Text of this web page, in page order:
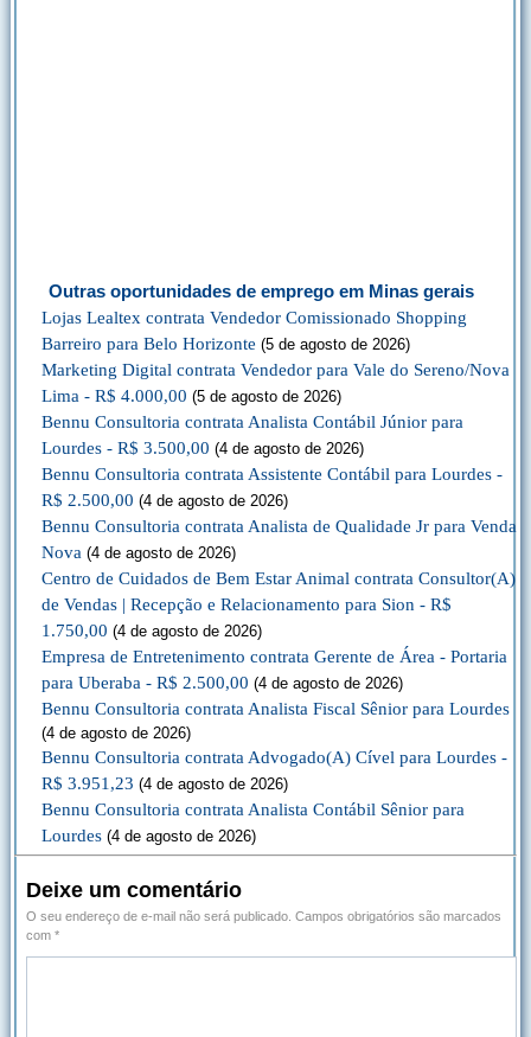
Outras oportunidades de emprego em Minas gerais
Lojas Lealtex contrata Vendedor Comissionado Shopping
Barreiro para Belo Horizonte (5 de agosto de 2026)
Marketing Digital contrata Vendedor para Vale do Sereno/Nova
Lima - R$ 4.000,00 (5 de agosto de 2026)
Bennu Consultoria contrata Analista Contábil Júnior para
Lourdes - R$ 3.500,00 (4 de agosto de 2026)
Bennu Consultoria contrata Assistente Contábil para Lourdes -
R$ 2.500,00 (4 de agosto de 2026)
Bennu Consultoria contrata Analista de Qualidade Jr para Venda
Nova (4 de agosto de 2026)
Centro de Cuidados de Bem Estar Animal contrata Consultor(A)
de Vendas | Recepção e Relacionamento para Sion - R$
1.750,00 (4 de agosto de 2026)
Empresa de Entretenimento contrata Gerente de Área - Portaria
para Uberaba - R$ 2.500,00 (4 de agosto de 2026)
Bennu Consultoria contrata Analista Fiscal Sênior para Lourdes
(4 de agosto de 2026)
Bennu Consultoria contrata Advogado(A) Cível para Lourdes -
R$ 3.951,23 (4 de agosto de 2026)
Bennu Consultoria contrata Analista Contábil Sênior para
Lourdes (4 de agosto de 2026)
Deixe um comentário
O seu endereço de e-mail não será publicado. Campos obrigatórios são marcados
com *